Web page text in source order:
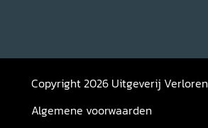
Copyright 2026 Uitgeverij Verloren
Algemene voorwaarden